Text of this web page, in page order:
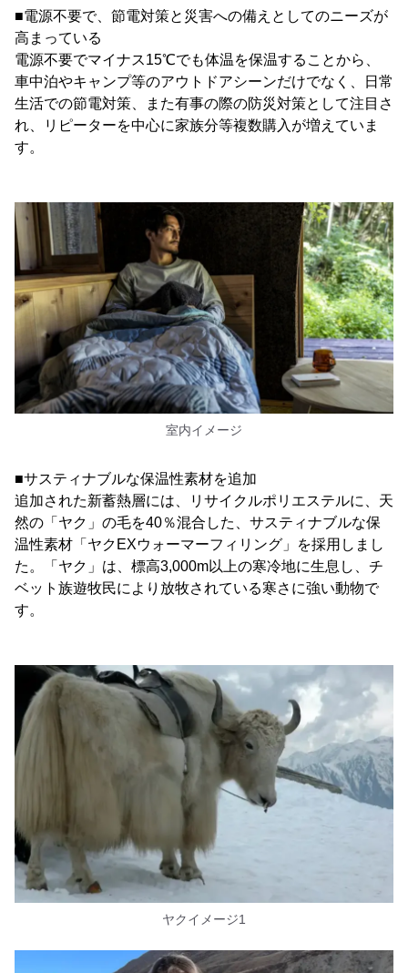
■電源不要で、節電対策と災害への備えとしてのニーズが
高まっている
電源不要でマイナス15℃でも体温を保温することから、
車中泊やキャンプ等のアウトドアシーンだけでなく、日常
生活での節電対策、また有事の際の防災対策として注目さ
れ、リピーターを中心に家族分等複数購入が増えていま
す。
室内イメージ
■サスティナブルな保温性素材を追加
追加された新蓄熱層には、リサイクルポリエステルに、天
然の「ヤク」の毛を40％混合した、サスティナブルな保
温性素材「ヤクEXウォーマーフィリング」を採用しまし
た。「ヤク」は、標高3,000m以上の寒冷地に生息し、チ
ベット族遊牧民により放牧されている寒さに強い動物で
す。
ヤクイメージ1